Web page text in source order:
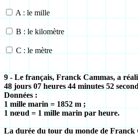
A : le mille
B : le kilomètre
C : le mètre
9 - Le français, Franck Cammas, a
48 jours 07 heures 44 minutes 52
Données :
1 mille marin = 1852 m ;
1 nœud = 1 mille marin par heure.
La durée du tour du monde de Franck